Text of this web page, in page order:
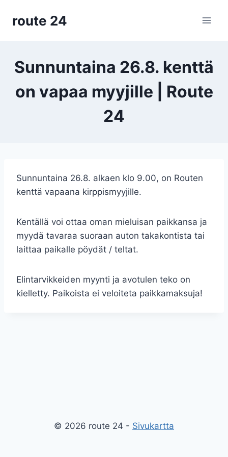
sisältöön
route 24
Sunnuntaina 26.8. kenttä
on vapaa myyjille | Route
24
Sunnuntaina 26.8. alkaen klo 9.00, on Routen
kenttä vapaana kirppismyyjille.
Kentällä voi ottaa oman mieluisan paikkansa ja
myydä tavaraa suoraan auton takakontista tai
laittaa paikalle pöydät / teltat.
Elintarvikkeiden myynti ja avotulen teko on
kielletty. Paikoista ei veloiteta paikkamaksuja!
© 2026 route 24 - Sivukartta